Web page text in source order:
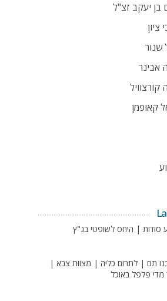
בן יעקב זצ"ל
שנור
אבינר
קאופמן
סודות | היחס לשופטי בג"ץ
תם | לתרום כליה | מצוות צבא |
פלפל באוכל